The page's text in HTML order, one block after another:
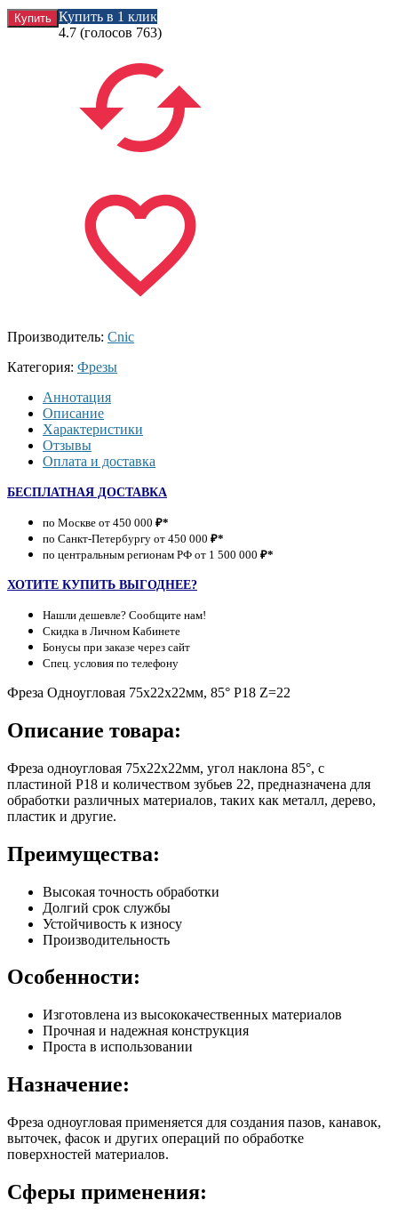
Купить в 1 клик
4.7 (голосов 763)
Производитель: Cnic
Категория: Фрезы
Аннотация
Описание
Характеристики
Отзывы
Оплата и доставка
БЕСПЛАТНАЯ ДОСТАВКА
по Москве от 450 000 ₽*
по Санкт-Петербургу от 450 000 ₽*
по центральным регионам РФ от 1 500 000 ₽*
ХОТИТЕ КУПИТЬ ВЫГОДНЕЕ?
Нашли дешевле? Сообщите нам!
Скидка в Личном Кабинете
Бонусы при заказе через сайт
Спец. условия по телефону
Фреза Одноугловая 75х22х22мм, 85° Р18 Z=22
Описание товара:
Фреза одноугловая 75х22х22мм, угол наклона 85°, с
пластиной Р18 и количеством зубьев 22, предназначена для
обработки различных материалов, таких как металл, дерево,
пластик и другие.
Преимущества:
Высокая точность обработки
Долгий срок службы
Устойчивость к износу
Производительность
Особенности:
Изготовлена из высококачественных материалов
Прочная и надежная конструкция
Проста в использовании
Назначение:
Фреза одноугловая применяется для создания пазов, канавок,
выточек, фасок и других операций по обработке
поверхностей материалов.
Сферы применения: